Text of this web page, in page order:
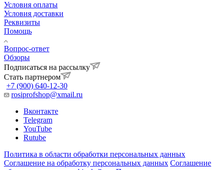
Условия оплаты
Условия доставки
Реквизиты
Помощь
Вопрос-ответ
Обзоры
Подписаться на рассылку
Стать партнером
+7 (900) 640-12-30
rosiprofshop@xmail.ru
Вконтакте
Telegram
YouTube
Rutube
Политика в области обработки персональных данных
Соглашение на обработку персональных данных Соглашение